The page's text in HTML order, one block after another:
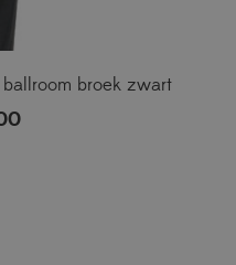
ballroom broek zwart